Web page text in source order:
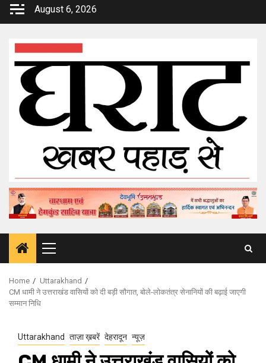
Skip
August 6, 2026
Primary
Menu
Home
Uttarakhand
CM धामी ने उत्तराखंड वासियों को दी बड़ी सौगात, बोले-लोकतंत्र सेनानियों की बढ़ाई जाएगी
सम्मान निधि
Uttarakhand ताज़ा ख़बरें देहरादून न्यूज़